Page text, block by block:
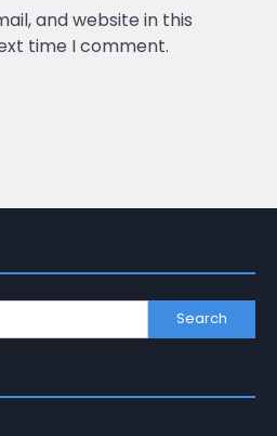
and website in this
time I comment.
Search